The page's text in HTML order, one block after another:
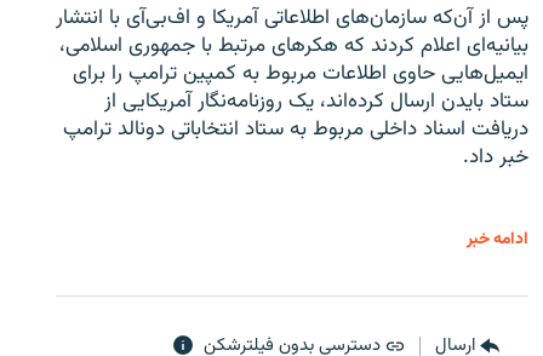
پس از آن‌که سازمان‌های اطلاعاتی آمریکا و اف‌بی‌آی با انتشار
بیانیه‌ای اعلام کردند که هکرهای مرتبط با جمهوری اسلامی،
ایمیل‌هایی حاوی اطلاعات مربوط به کمپین ترامپ را برای
ستاد بایدن ارسال کرده‌اند، یک روزنامه‌نگار آمریکایی از
دریافت اسناد داخلی مربوط به ستاد انتخاباتی دونالد ترامپ
خبر داد.
ادامه خبر
ارسال دسترسی بدون فیلترشکن